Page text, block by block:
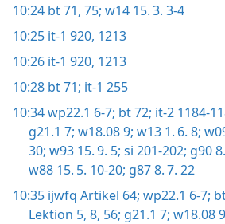
10:24 bt 71, 75; w14 15. 3. 3-4
10:25 it-1 920, 1213
10:26 it-1 920, 1213
10:28 bt 71; it-1 255
10:34wp22.1 6-7; bt 72; it-2 1184-
g21.1 7; w18.08 9; w13 1. 6. 8;
30; w93 15. 9. 5; si 201-202; g90
w88 15. 5. 10-20; g87 8. 7. 22
10:35 ijwfq Artikel 64; wp22.1 6-7;
Lektion 5, 8, 56; g21.1 7; w18.08